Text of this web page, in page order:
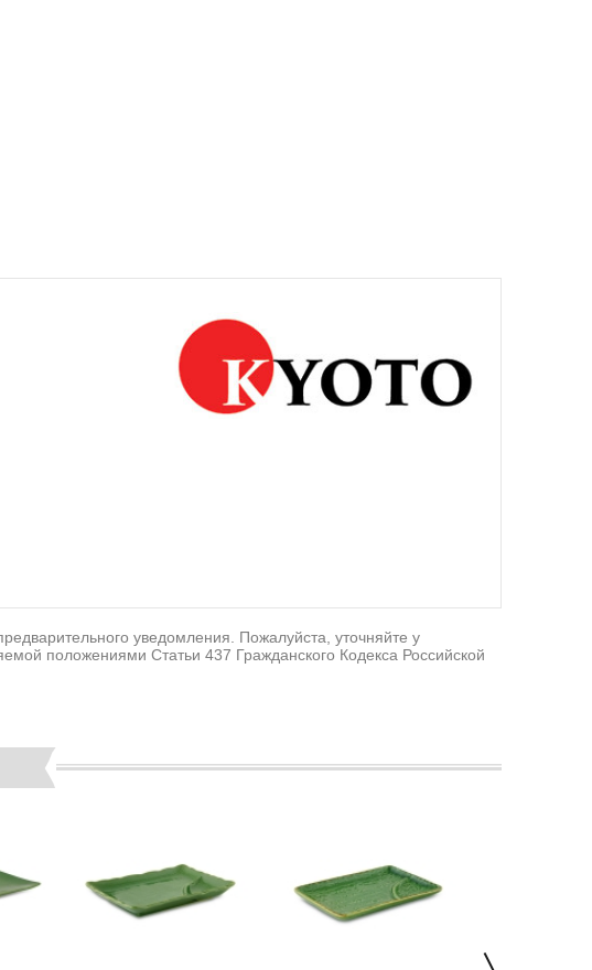
уведомления. Пожалуйста, уточняйте у
положениями Статьи 437 Гражданского Кодекса Российской